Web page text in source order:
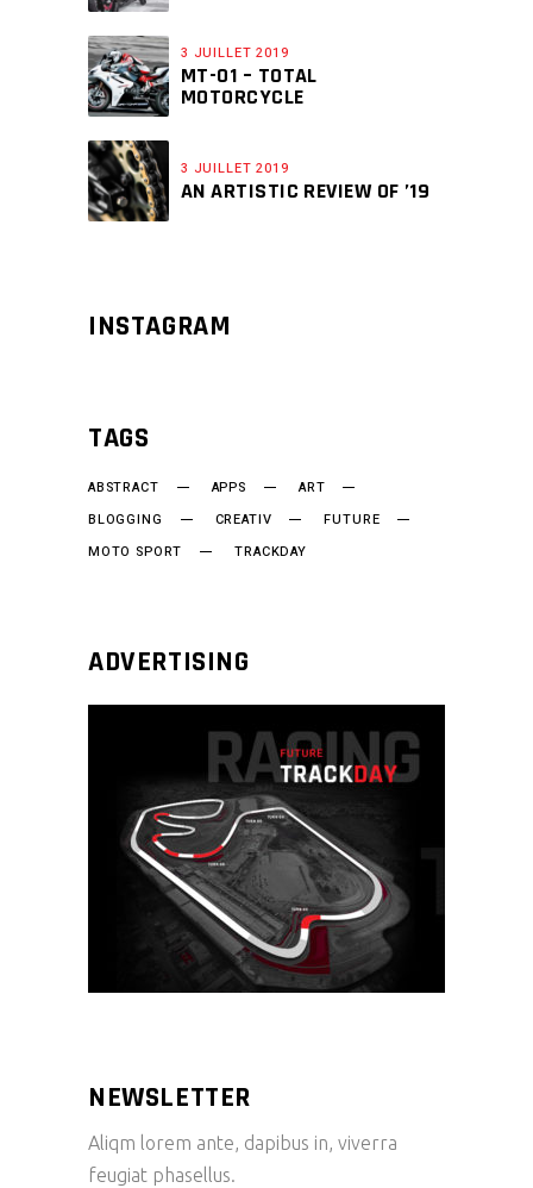
3 JUILLET 2019
MT-01 – TOTAL
MOTORCYCLE
3 JUILLET 2019
AN ARTISTIC REVIEW OF ’19
INSTAGRAM
TAGS
ABSTRACT APPS
ART
BLOGGING
CREATIV
FUTURE
MOTO SPORT
TRACKDAY
ADVERTISING
NEWSLETTER
Aliqm lorem ante, dapibus in, viverra
feugiat phasellus.